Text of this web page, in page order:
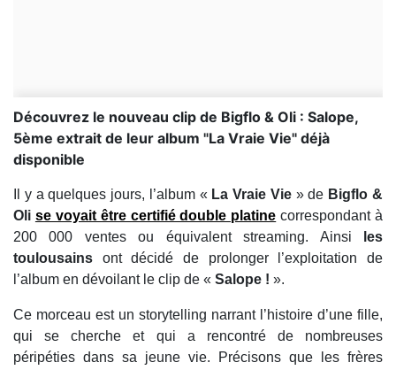
Découvrez le nouveau clip de Bigflo & Oli : Salope,
5ème extrait de leur album "La Vraie Vie" déjà
disponible
Il y a quelques jours, l’album « La Vraie Vie» de Bigflo &
Oli se voyait être certifié double platine correspondant à
200 000 ventes ou équivalent streaming. Ainsi les
toulousains ont décidé de prolonger l’exploitation de
l’album en dévoilant le clip de « Salope ! ».
Ce morceau est un storytelling narrant l’histoire d’une fille,
qui se cherche et qui a rencontré de nombreuses
péripéties dans sa jeune vie. Précisons que les frères